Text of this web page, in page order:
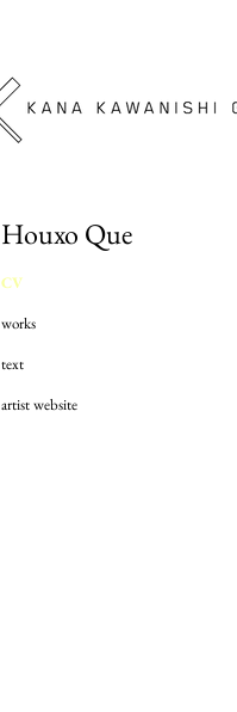
Houxo Que
CV
works
text
artist website